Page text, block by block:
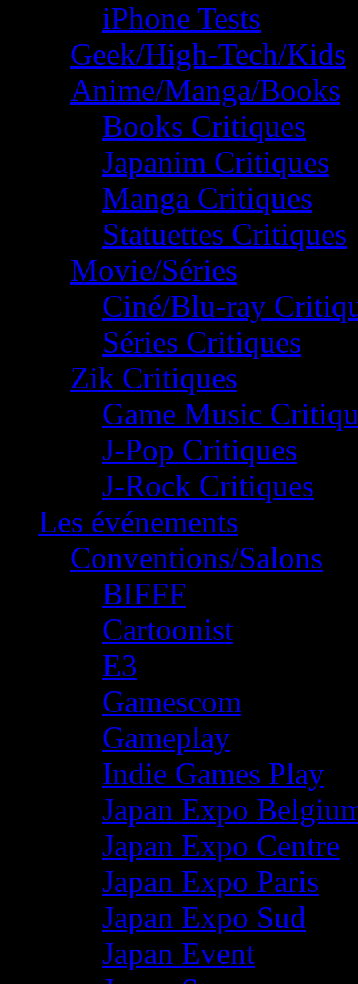
iPhone Tests
Geek/High-Tech/Kids
Anime/Manga/Books
Books Critiques
Japanim Critiques
Manga Critiques
Statuettes Critiques
Movie/Séries
Ciné/Blu-ray
Séries Critiques
Zik Critiques
Game Music
J-Pop Critiques
J-Rock Critiques
Les événements
Conventions/Salons
BIFFF
Cartoonist
E3
Gamescom
Gameplay
Indie Games Play
Japan Expo
Japan Expo Centre
Japan Expo Paris
Japan Expo Sud
Japan Event